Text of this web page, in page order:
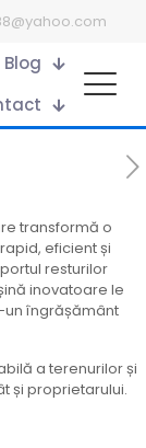
Blog
transformă o
eficient și
resturilor
inovatoare le
îngrășământ
a terenurilor și
și proprietarului.